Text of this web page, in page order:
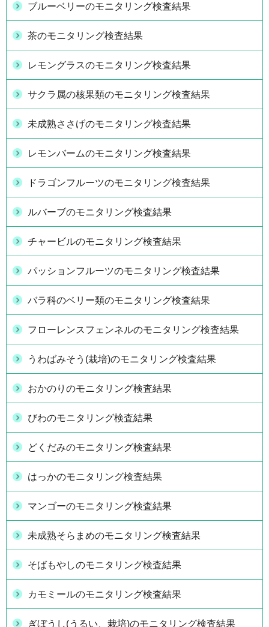
ブルーベリーのモニタリング検査結果
茶のモニタリング検査結果
レモングラスのモニタリング検査結果
サクラ属の核果類のモニタリング検査結果
未成熟ささげのモニタリング検査結果
レモンバームのモニタリング検査結果
ドラゴンフルーツのモニタリング検査結果
ルバーブのモニタリング検査結果
チャービルのモニタリング検査結果
パッションフルーツのモニタリング検査結果
バラ科のベリー類のモニタリング検査結果
フローレンスフェンネルのモニタリング検査結果
うわばみそう(栽培)のモニタリング検査結果
おかのりのモニタリング検査結果
びわのモニタリング検査結果
どくだみのモニタリング検査結果
はっかのモニタリング検査結果
マンゴーのモニタリング検査結果
未成熟そらまめのモニタリング検査結果
そばもやしのモニタリング検査結果
カモミールのモニタリング検査結果
ぎぼうし(うるい、栽培)のモニタリング検査結果